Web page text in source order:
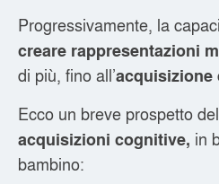
Progressivamente, la
creare rappresentazioni
di più, fino all’acquisizione
Ecco un breve prospetto
acquisizioni cognitive, in
bambino: